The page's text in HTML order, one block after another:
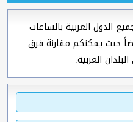
الدول العربية بالساعات
حيث يمكنكم مقارنة فرق
العربية.